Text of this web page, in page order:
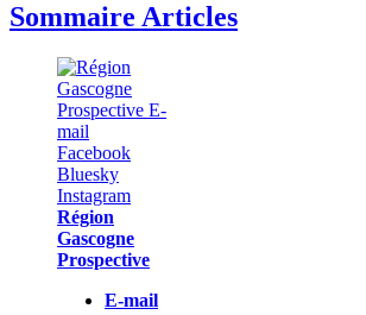
Sommaire Articles
Région
Gascogne
Prospective
E-mail